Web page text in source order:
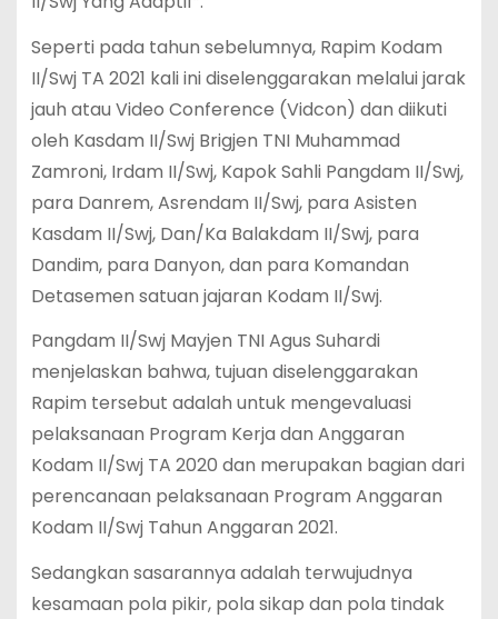
Seperti pada tahun sebelumnya, Rapim Kodam
II/Swj TA 2021 kali ini diselenggarakan melalui jarak
jauh atau Video Conference (Vidcon) dan diikuti
oleh Kasdam II/Swj Brigjen TNI Muhammad
Zamroni, Irdam II/Swj, Kapok Sahli Pangdam II/Swj,
para Danrem, Asrendam II/Swj, para Asisten
Kasdam II/Swj, Dan/Ka Balakdam II/Swj, para
Dandim, para Danyon, dan para Komandan
Detasemen satuan jajaran Kodam II/Swj.
Pangdam II/Swj Mayjen TNI Agus Suhardi
menjelaskan bahwa, tujuan diselenggarakan
Rapim tersebut adalah untuk mengevaluasi
pelaksanaan Program Kerja dan Anggaran
Kodam II/Swj TA 2020 dan merupakan bagian dari
perencanaan pelaksanaan Program Anggaran
Kodam II/Swj Tahun Anggaran 2021.
Sedangkan sasarannya adalah terwujudnya
kesamaan pola pikir, pola sikap dan pola tindak